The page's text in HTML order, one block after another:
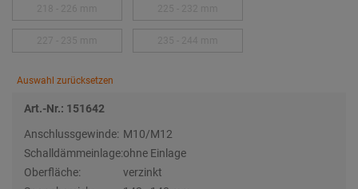
Auswahl zurücksetzen
Art.-Nr.: 151642
Anschlussgewinde: M10/M12
Schalldämmeinlage:ohne Einlage
Oberfläche:
verzinkt